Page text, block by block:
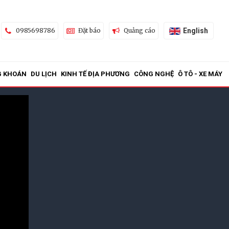
0985698786 Đặt báo Quảng cáo English
KHOÁN DU LỊCH KINH TẾ ĐỊA PHƯƠNG CÔNG NGHỆ Ô TÔ - XE MÁY